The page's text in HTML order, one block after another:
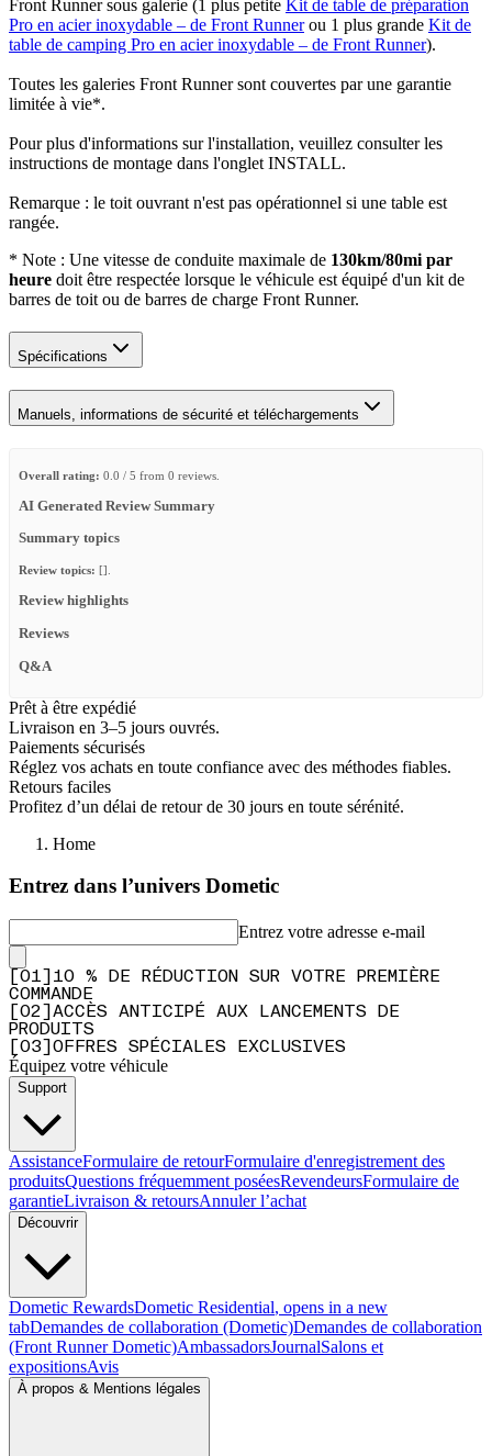
Front Runner sous galerie (1 plus petite Kit de table de préparation
Pro en acier inoxydable – de Front Runnerou 1 plus grande Kit de
table de camping Pro en acier inoxydable – de Front Runner).
Toutes les galeries Front Runner sont couvertes par une garantie
limitée à vie*.
Pour plus d'informations sur l'installation, veuillez consulter les
instructions de montage dans l'onglet INSTALL.
Remarque : le toit ouvrant n'est pas opérationnel si une table est
rangée.
* Note : Une vitesse de conduite maximale de 130km/80mi par
heure doit être respectée lorsque le véhicule est équipé d'un kit de
barres de toit ou de barres de charge Front Runner.
Spécifications
Manuels, informations de sécurité et téléchargements
Overall rating: 0.0 / 5 from 0 reviews.
AI Generated Review Summary
Summary topics
Review topics: [].
Review highlights
Reviews
Q&A
Prêt à être expédié
Livraison en 3–5 jours ouvrés.
Paiements sécurisés
Réglez vos achats en toute confiance avec des méthodes fiables.
Retours faciles
Profitez d’un délai de retour de 30 jours en toute sérénité.
Home
Entrez dans l’univers Dometic
Entrez votre adresse e-mail
01
10 % DE RÉDUCTION SUR VOTRE PREMIÈRE
COMMANDE
02
ACCÈS ANTICIPÉ AUX LANCEMENTS DE
PRODUITS
03 OFFRES SPÉCIALES EXCLUSIVES
Équipez votre véhicule
Support
AssistanceFormulaire de retourFormulaire d'enregistrement des
produitsQuestions fréquemment poséesRevendeursFormulaire de
garantieLivraison & retoursAnnuler l’achat
Découvrir
Dometic RewardsDometic Residential, opens in a new
tabDemandes de collaboration (Dometic)Demandes de collaboration
(Front Runner Dometic)AmbassadorsJournalSalons et
expositionsAvis
À propos & Mentions légales